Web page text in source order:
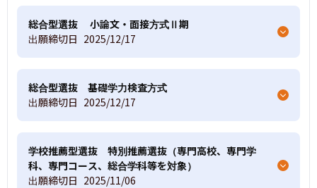
総合型選抜 小論文・面接方式Ⅱ期
出願締切日 2025/12/17
総合型選抜 基礎学力検査方式
出願締切日 2025/12/17
学校推薦型選抜 特別推薦選抜（専門高校、専門学
科、専門コース、総合学科等を対象）
出願締切日 2025/11/06